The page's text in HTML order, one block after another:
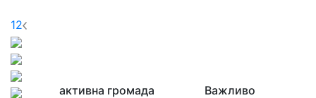
12
активна громада
Важливо